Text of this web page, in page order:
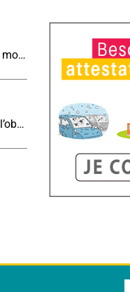
Météo de demain : un lundi toujours très chaud avec moins d'orages qu'aujourd'hui
Eclipse J-4 : le brouillard côtier du soir peut-il gâcher l’observation de l’éclipse à la plage ?